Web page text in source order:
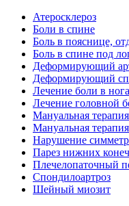
Атеросклероз
Боли в спине
Боль в пояснице,
Боль в спине под
Деформирующий
Деформирующий
Лечение боли в
Лечение головной
Мануальная
Мануальная
Нарушение
Парез нижних
Плечелопаточный
Спондилоартроз
Шейный миозит